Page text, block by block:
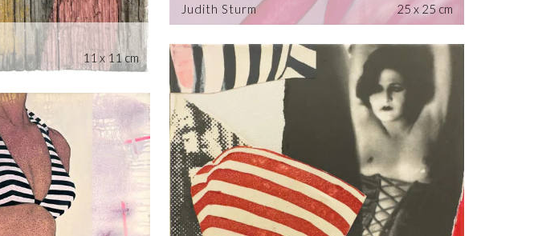
11 x 11 cm
Judith Sturm
25 x 25 cm